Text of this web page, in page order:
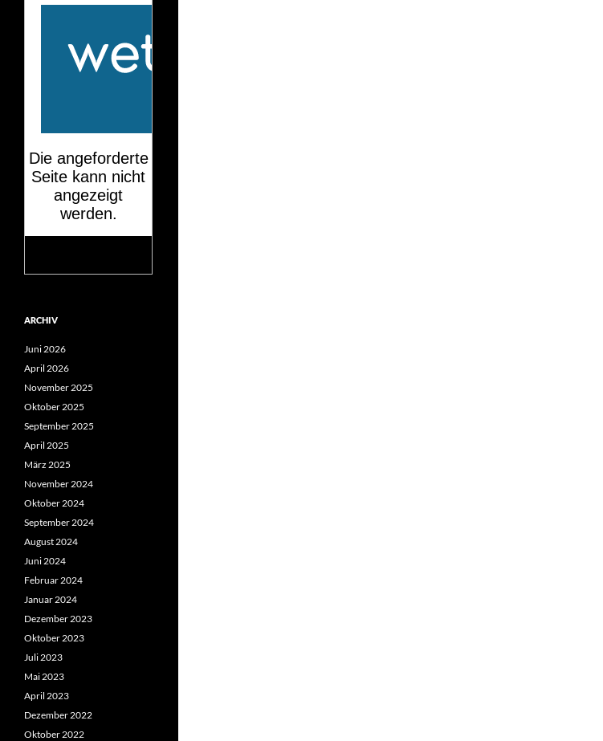
ARCHIV
Juni 2026
April 2026
November 2025
Oktober 2025
September 2025
April 2025
März 2025
November 2024
Oktober 2024
September 2024
August 2024
Juni 2024
Februar 2024
Januar 2024
Dezember 2023
Oktober 2023
Juli 2023
Mai 2023
April 2023
Dezember 2022
Oktober 2022